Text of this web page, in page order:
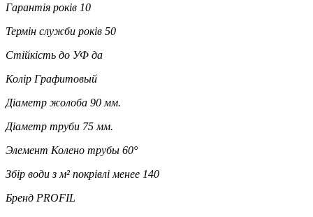
Гарантія років 10
Термін служби років 50
Стійкість до УФ да
Колір Графитовый
Діаметр жолоба 90 мм.
Діаметр труби 75 мм.
Элемент Колено трубы 60°
Збір води з м² покрівлі менее 140
Бренд PROFIL